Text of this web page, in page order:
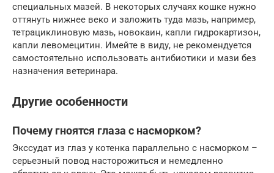
специальных мазей. В некоторых случаях кошке нужно
оттянуть нижнее веко и заложить туда мазь, например,
тетрациклиновую мазь, новокаин, капли гидрокартизон,
капли левомецитин. Имейте в виду, не рекомендуется
самостоятельно использовать антибиотики и мази без
назначения ветеринара.
Другие особенности
Почему гноятся глаза с насморком?
Экссудат из глаз у котенка параллельно с насморком –
серьезный повод насторожиться и немедленно